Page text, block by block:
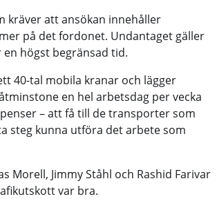
kräver att ansökan innehåller
på det fordonet. Undantaget gäller
högst begränsad tid.
40-tal mobila kranar och lägger
en hel arbetsdag per vecka
– att få till de transporter som
steg kunna utföra det arbete som
Morell, Jimmy Ståhl och Rashid Farivar
var bra.